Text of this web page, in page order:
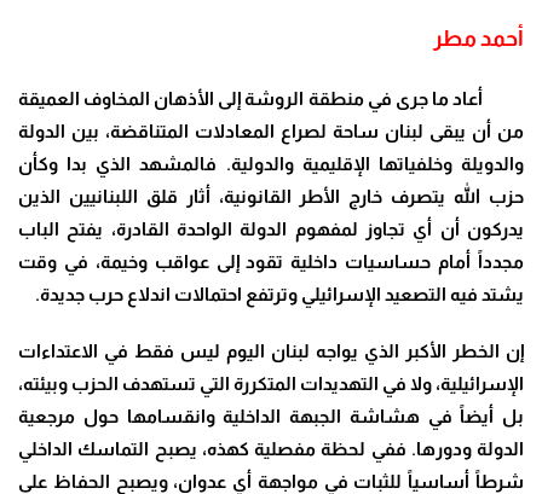
أحمد مطر
أعاد ما جرى في منطقة الروشة إلى الأذهان المخاوف العميقة
من أن يبقى لبنان ساحة لصراع المعادلات المتناقضة، بين الدولة
والدويلة وخلفياتها الإقليمية والدولية. فالمشهد الذي بدا وكأن
حزب الله يتصرف خارج الأطر القانونية، أثار قلق اللبنانيين الذين
يدركون أن أي تجاوز لمفهوم الدولة الواحدة القادرة، يفتح الباب
مجدداً أمام حساسيات داخلية تقود إلى عواقب وخيمة، في وقت
يشتد فيه التصعيد الإسرائيلي وترتفع احتمالات اندلاع حرب جديدة.
إن الخطر الأكبر الذي يواجه لبنان اليوم ليس فقط في الاعتداءات
الإسرائيلية، ولا في التهديدات المتكررة التي تستهدف الحزب وبيئته،
بل أيضاً في هشاشة الجبهة الداخلية وانقسامها حول مرجعية
الدولة ودورها. ففي لحظة مفصلية كهذه، يصبح التماسك الداخلي
شرطاً أساسياً للثبات في مواجهة أي عدوان، ويصبح الحفاظ على